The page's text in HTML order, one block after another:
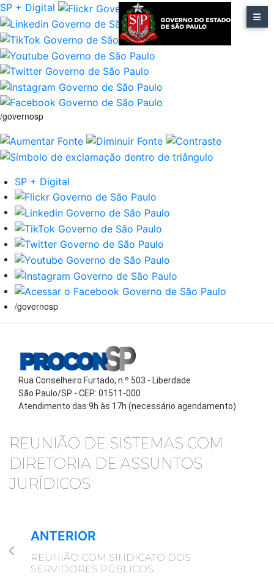
SP + Digital
/governosp
SP + Digital
/governosp
Rua Conselheiro Furtado, n.º 503 - Liberdade
São Paulo/SP - CEP: 01511-000
Atendimento das 9h às 17h (necessário agendamento)
REUNIÃO DE SISTEMAS COM
DIRETORIA DE ASSUNTOS
JURÍDICOS
ANTERIOR
REUNIÃO COM SINDICATO DOS
SERVIDORES PÚBLICOS